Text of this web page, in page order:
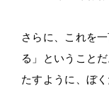
さらに、これを
る」ということ
たすように、ぼ